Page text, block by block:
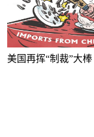
美国再挥“制裁”大棒